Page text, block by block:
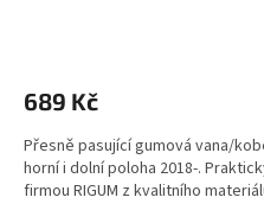
689 Kč
Přesně pasující gumová vana/
horní i dolní poloha 2018-.
firmou RIGUM z kvalitního